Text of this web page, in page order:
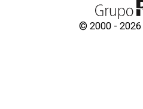
© 2000 - 2026